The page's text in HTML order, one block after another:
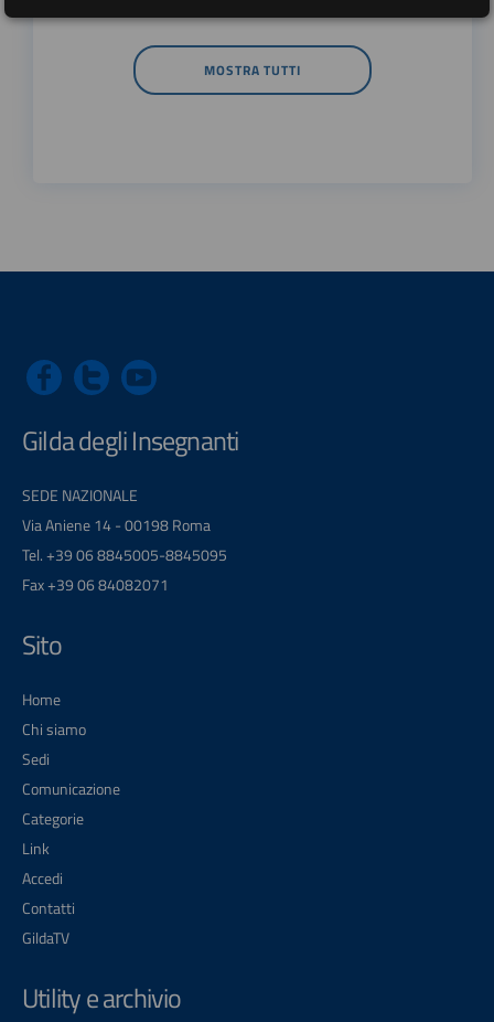
MOSTRA TUTTI
Gilda degli Insegnanti
SEDE NAZIONALE
Via Aniene 14 - 00198 Roma
Tel. +39 06 8845005-8845095
Fax +39 06 84082071
Sito
Home
Chi siamo
Sedi
Comunicazione
Categorie
Link
Accedi
Contatti
GildaTV
Utility e archivio